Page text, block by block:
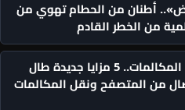
أطنان من الحطام تهوي من
من الخطر القادم
واتساب يقلب قواعد المكالمات.. 5 مزايا جديدة طال
من المتصفح ونقل المكالمات